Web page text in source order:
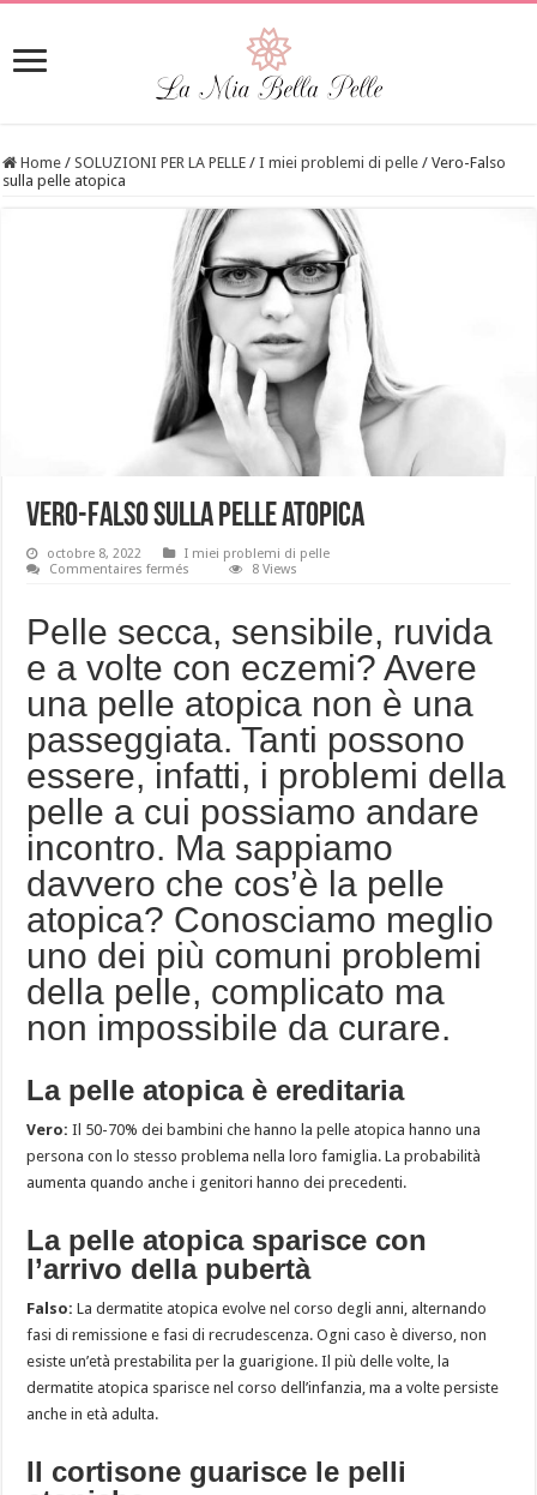
Home / SOLUZIONI PER LA PELLE / I miei problemi di pelle / Vero-Falso
sulla pelle atopica
Vero-Falso sulla pelle atopica
octobre 8, 2022
I miei problemi di pelle
Commentaires fermés
pelle
atopica
8 Views
Pelle secca, sensibile, ruvida
e a volte con eczemi? Avere
una pelle atopica non è una
passeggiata. Tanti possono
essere, infatti, i problemi della
pelle a cui possiamo andare
incontro. Ma sappiamo
davvero che cos’è la pelle
atopica? Conosciamo meglio
uno dei più comuni problemi
della pelle, complicato ma
non impossibile da curare.
La pelle atopica è ereditaria
Vero: Il 50-70% dei bambini che hanno la pelle atopica hanno una
persona con lo stesso problema nella loro famiglia. La probabilità
aumenta quando anche i genitori hanno dei precedenti.
La pelle atopica sparisce con
l’arrivo della pubertà
Falso: La dermatite atopica evolve nel corso degli anni, alternando
fasi di remissione e fasi di recrudescenza. Ogni caso è diverso, non
esiste un’età prestabilita per la guarigione. Il più delle volte, la
dermatite atopica sparisce nel corso dell’infanzia, ma a volte persiste
anche in età adulta.
Il cortisone guarisce le pelli